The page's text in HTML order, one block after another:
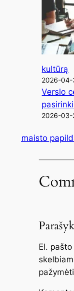
kultūrą
2026-04-
Verslo
2026-03-
maisto
El.
pažymėti